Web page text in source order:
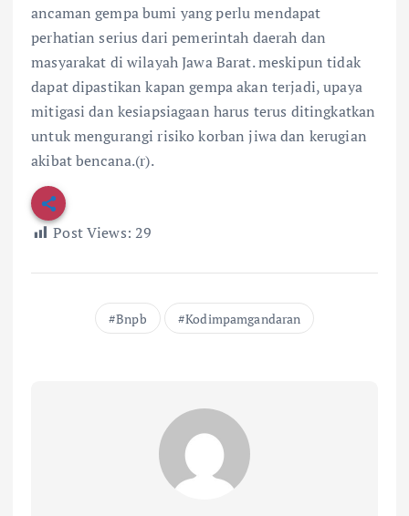
ancaman gempa bumi yang perlu mendapat
perhatian serius dari pemerintah daerah dan
masyarakat di wilayah Jawa Barat. meskipun tidak
dapat dipastikan kapan gempa akan terjadi, upaya
mitigasi dan kesiapsiagaan harus terus ditingkatkan
untuk mengurangi risiko korban jiwa dan kerugian
akibat bencana.(r).
Post Views: 29
Bnpb Kodimpamgandaran